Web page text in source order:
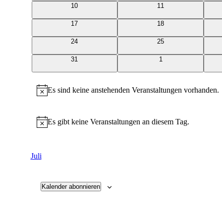
010
011
017
018
0
24
0
25
0
31
0
1
Hinweis
Es sind keine anstehenden Veranstaltungen vorhanden.
Hinweis
Es gibt keine Veranstaltungen an diesem Tag.
Juli
Kalender abonnieren